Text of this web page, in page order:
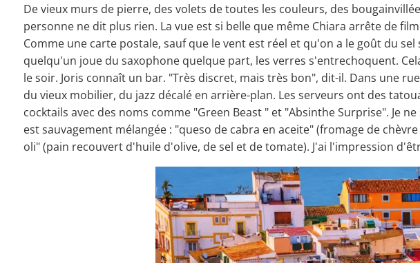
De vieux murs de pierre, des volets de toutes les couleurs, des
personne ne dit plus rien. La vue est si belle que même Chiara arrête de
Comme une carte postale, sauf que le vent est réel et qu'on a le goût du
quelqu'un joue du saxophone quelque part, les verres s'entrechoquent.
le soir. Joris connaît un bar. "Très discret, mais très bon", dit-il. Dans une
du vieux mobilier, du jazz décalé en arrière-plan. Les serveurs ont des
cocktails avec des noms comme "Green Beast " et "Absinthe Surprise". Je
est sauvagement mélangée : "queso de cabra en aceite" (fromage de
oli" (pain recouvert d'huile d'olive, de sel et de tomate). J'ai l'impression